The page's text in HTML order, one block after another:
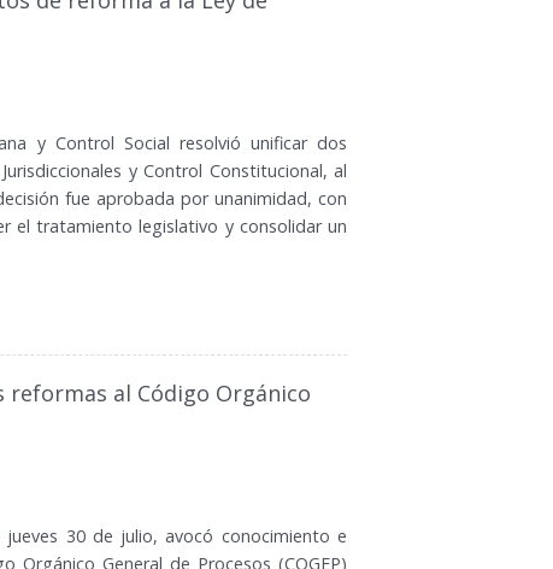
y Control Social resolvió unificar dos
y Control Constitucional, al
fue aprobada por unanimidad, con
el tratamiento legislativo y consolidar un
al Código Orgánico
30 de julio, avocó conocimiento e
General de Procesos (COGEP)